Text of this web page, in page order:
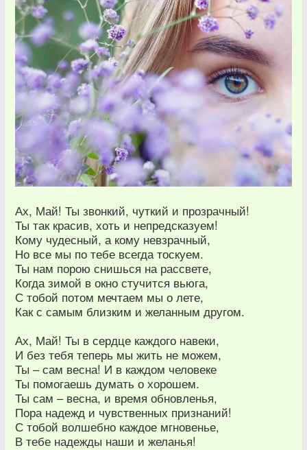
Ах, Май! Ты звонкий, чуткий и прозрачный!
Ты так красив, хоть и непредсказуем!
Кому чудесный, а кому невзрачный,
Но все мы по тебе всегда тоскуем.
Ты нам порою снишься на рассвете,
Когда зимой в окно стучится вьюга,
С тобой потом мечтаем мы о лете,
Как с самым близким и желанным другом.
Ах, Май! Ты в сердце каждого навеки,
И без тебя теперь мы жить не можем,
Ты – сам весна! И в каждом человеке
Ты помогаешь думать о хорошем.
Ты сам – весна, и время обновленья,
Пора надежд и чувственных признаний!
С тобой волшебно каждое мгновенье,
В тебе надежды наши и желанья!